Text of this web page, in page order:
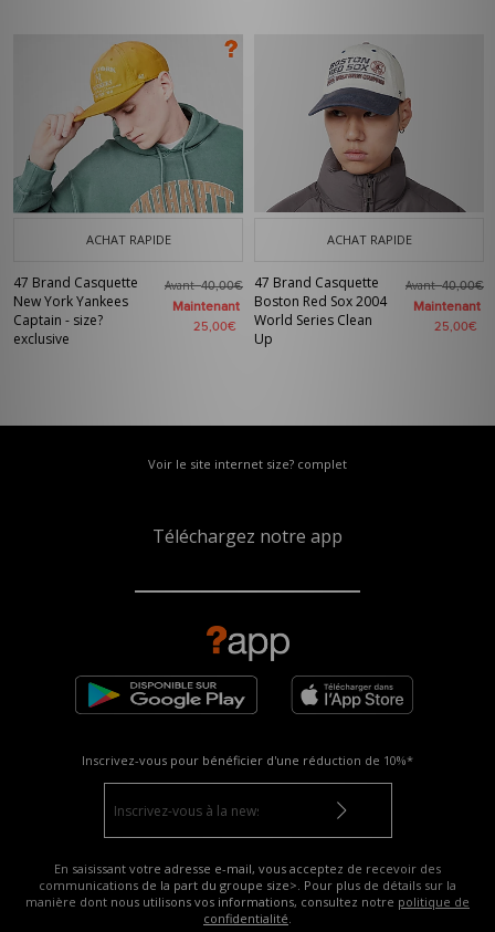
ACHAT RAPIDE
47 Brand Casquette
New York Yankees
Captain - size?
exclusive
Avant40,00€
Maintenant
25,00€
ACHAT RAPIDE
47 Brand Casquette
Boston Red Sox 2004
World Series Clean
Up
Avant40,00€
Maintenant
25,00€
Voir le site internet size? complet
Téléchargez notre app
Inscrivez-vous pour bénéficier d'une réduction de 10%*
En saisissant votre adresse e-mail, vous acceptez de recevoir des
communications de la part du groupe size>. Pour plus de détails sur la
manière dont nous utilisons vos informations, consultez notre politique de
confidentialité.